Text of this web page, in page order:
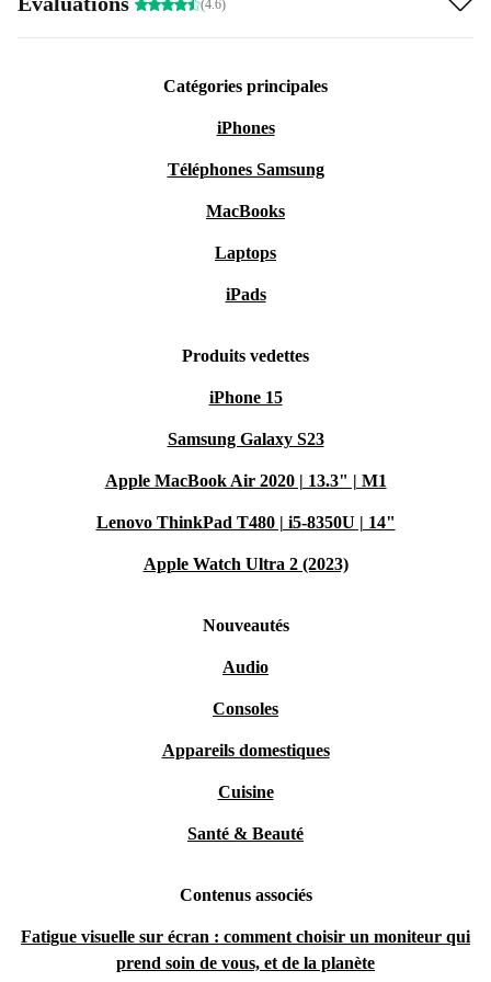
(4.6)
Catégories principales
iPhones
Téléphones Samsung
MacBooks
Laptops
iPads
Produits vedettes
iPhone 15
Samsung Galaxy S23
Apple MacBook Air 2020 | 13.3" | M1
Lenovo ThinkPad T480 | i5-8350U | 14"
Apple Watch Ultra 2 (2023)
Nouveautés
Audio
Consoles
Appareils domestiques
Cuisine
Santé & Beauté
Contenus associés
Fatigue visuelle sur écran : comment choisir un moniteur qui
prend soin de vous, et de la planète